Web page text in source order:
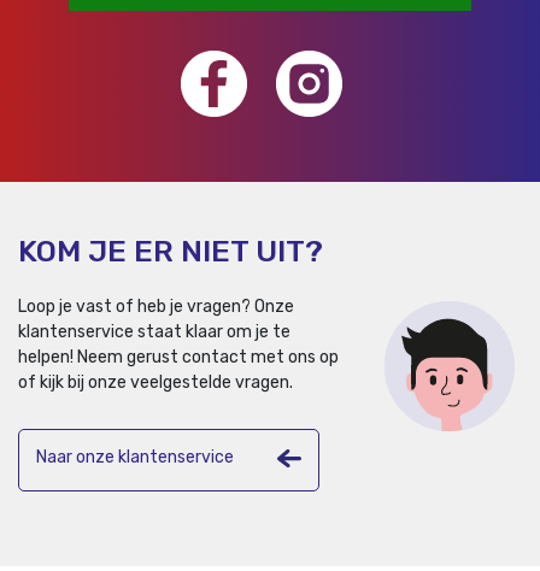
KOM JE ER NIET UIT?
Loop je vast of heb je vragen? Onze
klantenservice staat klaar om je te
helpen! Neem gerust contact met ons op
of kijk bij onze veelgestelde vragen.
Naar onze klantenservice